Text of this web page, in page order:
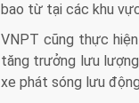
bao từ tại các khu
VNPT cũng thực
tăng trưởng lưu
xe phát sóng lưu